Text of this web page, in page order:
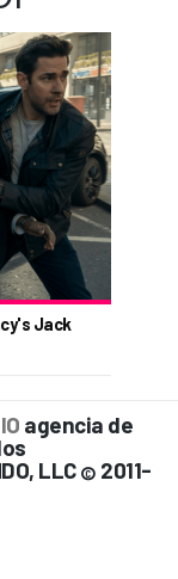
Jack
agencia de
LLC © 2011-